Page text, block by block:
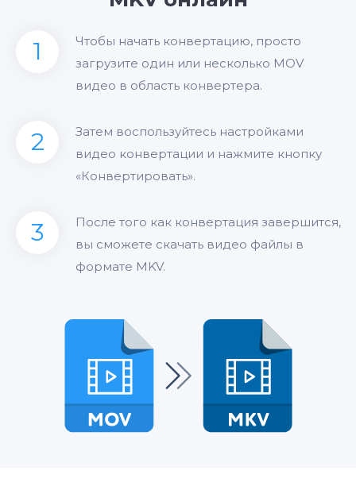
1
Чтобы начать конвертацию, просто
загрузите один или несколько MOV
видео в область конвертера.
2
Затем воспользуйтесь настройками
видео конвертации и нажмите кнопку
«Конвертировать».
3
После того как конвертация завершится,
вы сможете скачать видео файлы в
формате MKV.